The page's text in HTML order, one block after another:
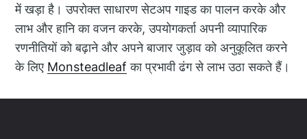
में खड़ा है। उपरोक्त साधारण सेटअप गाइड का पालन करके और
लाभ और हानि का वजन करके, उपयोगकर्ता अपनी व्यापारिक
रणनीतियों को बढ़ाने और अपने बाजार जुड़ाव को अनुकूलित करने
के लिए Monsteadleaf का प्रभावी ढंग से लाभ उठा सकते हैं।